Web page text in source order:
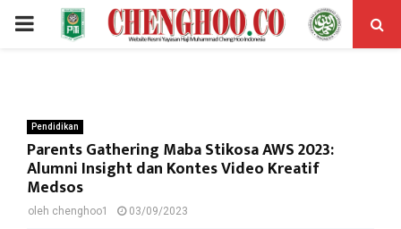
PRIMARY
Pendidikan
Parents Gathering Maba Stikosa AWS 2023:
Alumni Insight dan Kontes Video Kreatif
Medsos
oleh chenghoo1 03/09/2023